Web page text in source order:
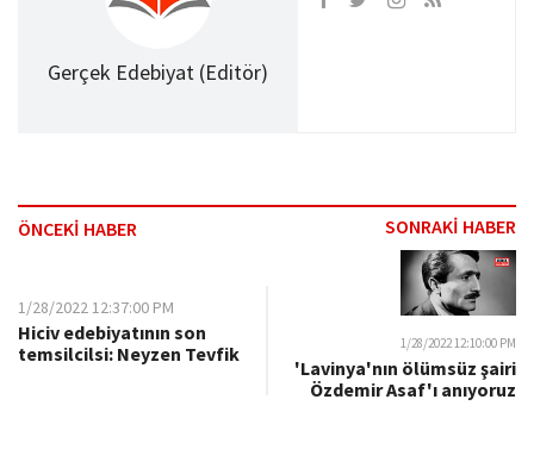
Gerçek Edebiyat (Editör)
ÖNCEKİ HABER SONRAKİ HABER
1/28/2022 12:37:00 PM
Hiciv edebiyatının son
temsilcilsi: Neyzen Tevfik
1/28/2022 12:10:00 PM
'Lavinya'nın ölümsüz şairi
Özdemir Asaf'ı anıyoruz